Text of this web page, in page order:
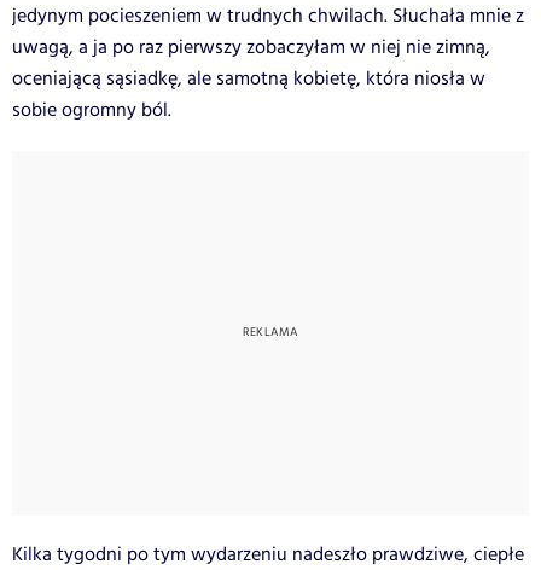
jedynym pocieszeniem w trudnych chwilach. Słuchała mnie z
uwagą, a ja po raz pierwszy zobaczyłam w niej nie zimną,
oceniającą sąsiadkę, ale samotną kobietę, która niosła w
sobie ogromny ból.
Kilka tygodni po tym wydarzeniu nadeszło prawdziwe, ciepłe